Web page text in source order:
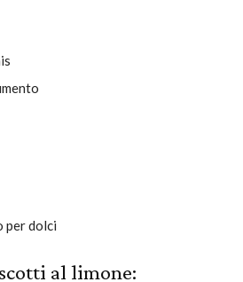
per dolci
al limone: